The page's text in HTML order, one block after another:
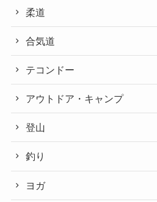
柔道
合気道
テコンドー
アウトドア・キャンプ
登山
釣り
ヨガ